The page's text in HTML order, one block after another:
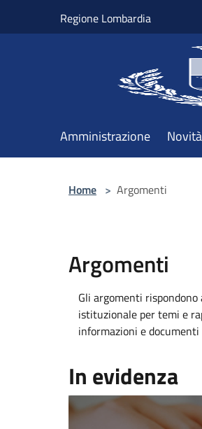
Regione Lombardia
Amministrazione Novità
Home > Argomenti
Argomenti
Gli argomenti
istituzionale per temi e
informazioni e documenti
In evidenza